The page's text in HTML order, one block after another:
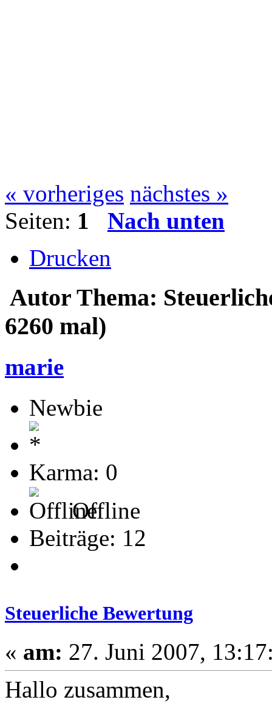
« vorheriges nächstes »
Seiten: 1
Nach unten
Drucken
Autor Thema:
6260 mal)
marie
Newbie
Karma: 0
Offline
Beiträge: 12
Steuerliche Bewertung
« am: 27. Juni 2007,
Hallo zusammen,